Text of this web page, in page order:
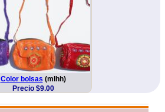
Color bolsas (mlhh)
Precio $9.00